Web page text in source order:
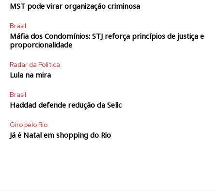
MST pode virar organização criminosa
Brasil
Máfia dos Condomínios: STJ reforça princípios de justiça e
proporcionalidade
Radar da Política
Lula na mira
Brasil
Haddad defende redução da Selic
Giro pelo Rio
Já é Natal em shopping do Rio